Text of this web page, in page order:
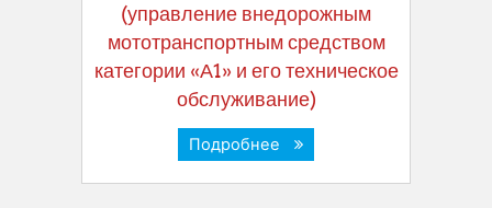
(управление внедорожным
мототранспортным средством
категории «А1» и его техническое
обслуживание)
Подробнее